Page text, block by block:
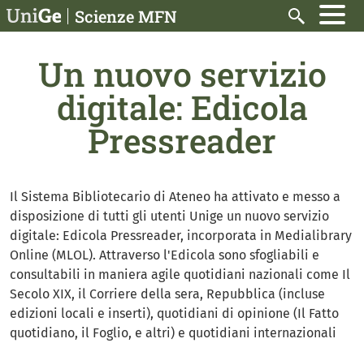
Salta al contenuto principale
Scienze MFN Cerca
Un nuovo servizio
digitale: Edicola
Pressreader
Il Sistema Bibliotecario di Ateneo ha attivato e messo a
disposizione di tutti gli utenti Unige un nuovo servizio
digitale: Edicola Pressreader, incorporata in Medialibrary
Online (MLOL). Attraverso l'Edicola sono sfogliabili e
consultabili in maniera agile quotidiani nazionali come Il
Secolo XIX, il Corriere della sera, Repubblica (incluse
edizioni locali e inserti), quotidiani di opinione (Il Fatto
quotidiano, il Foglio, e altri) e quotidiani internazionali